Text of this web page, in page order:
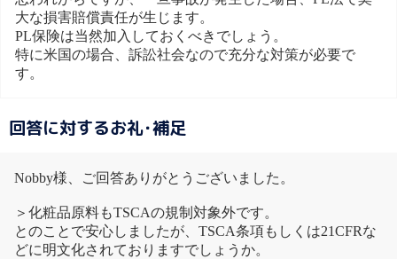
大な損害賠償責任が生じます。
PL保険は当然加入しておくべきでしょう。
特に米国の場合、訴訟社会なので充分な対策が必要で
す。
回答に対するお礼･補足
Nobby様、ご回答ありがとうございました。
＞化粧品原料もTSCAの規制対象外です。
とのことで安心しましたが、TSCA条項もしくは21CFRな
どに明文化されておりますでしょうか。